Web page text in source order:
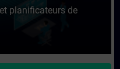
planificateurs de